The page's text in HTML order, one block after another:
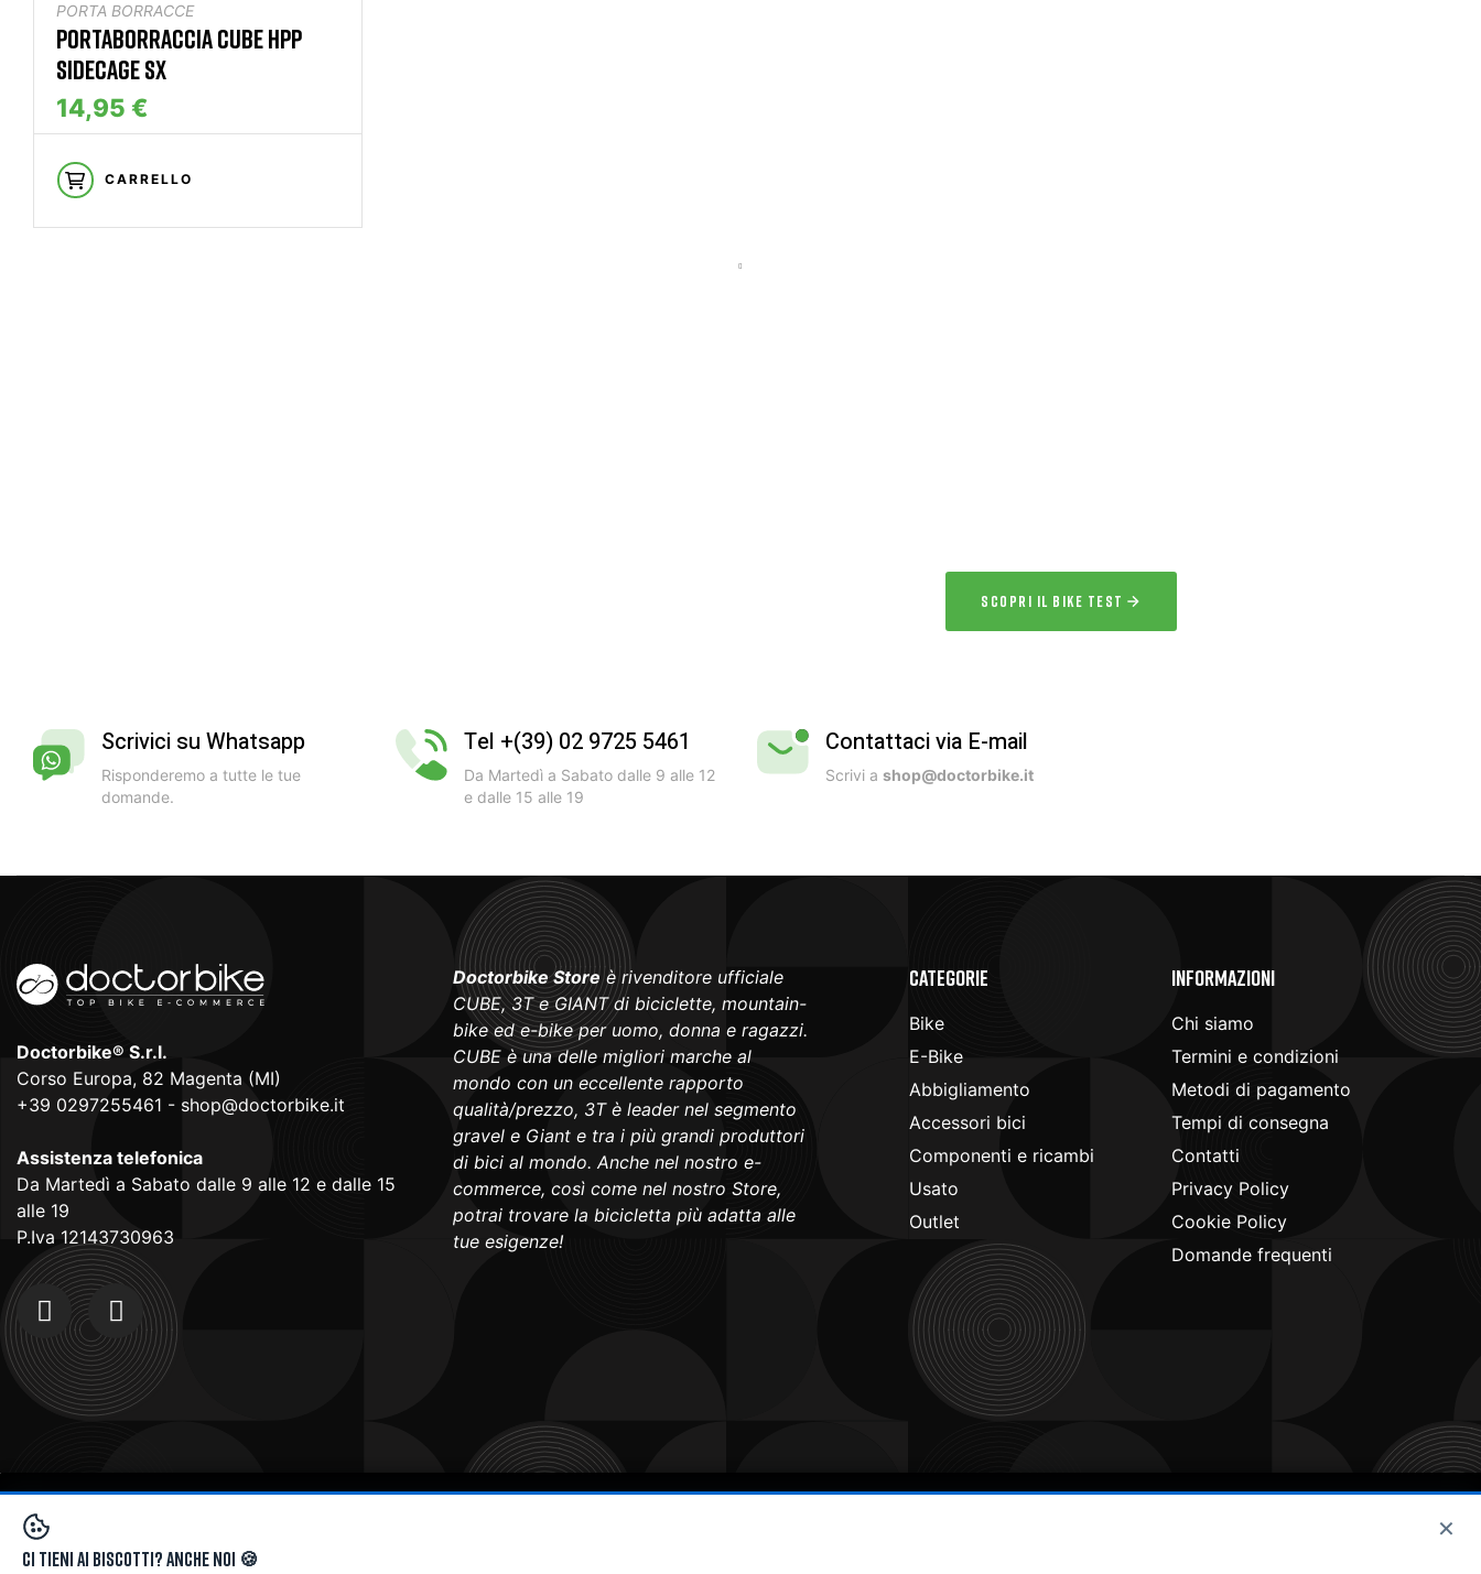
PORTA BORRACCE
PORTABORRACCIA CUBE HPP
SIDECAGE SX
14,95 €
CARRELLO
SCOPRI IL BIKE TEST
Scrivici su Whatsapp
Risponderemo a tutte le tue
domande.
Tel +(39) 02 9725 5461
Da Martedì a Sabato dalle 9 alle 12
e dalle 15 alle 19
Contattaci via E-mail
Scrivi ashop@doctorbike.it
Doctorbike® S.r.l.
Corso Europa, 82 Magenta (MI)
+39 0297255461 - shop@doctorbike.it
Assistenza telefonica
Da Martedì a Sabato dalle 9 alle 12 e dalle 15
alle 19
P.Iva 12143730963
Doctorbike Storeè rivenditore ufficiale
CUBE, 3T e GIANT di biciclette, mountain-
bike ed e-bike per uomo, donna e ragazzi.
CUBE è una delle migliori marche al
mondo con un eccellente rapporto
qualità/prezzo, 3T è leader nel segmento
gravel e Giant e tra i più grandi produttori
di bici al mondo. Anche nel nostro e-
commerce, così come nel nostro Store,
potrai trovare la bicicletta più adatta alle
tue esigenze!
Categorie
Bike
E-Bike
Abbigliamento
Accessori bici
Componenti e ricambi
Usato
Outlet
Informazioni
Chi siamo
Termini e condizioni
Metodi di pagamento
Tempi di consegna
Contatti
Privacy Policy
Cookie Policy
Domande frequenti
Copyright © 2024 ×
Ci tieni ai biscotti? Anche noi 🍪